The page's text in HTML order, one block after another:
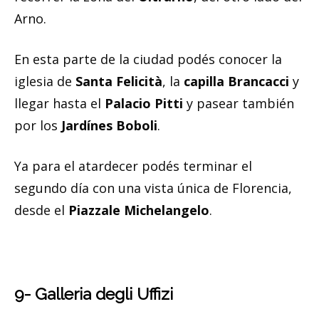
Arno.
En esta parte de la ciudad podés conocer la
iglesia de Santa Felicità, la capilla Brancacci y
llegar hasta el Palacio Pitti y pasear también
por los Jardínes Boboli.
Ya para el atardecer podés terminar el
segundo día con una vista única de Florencia,
desde el Piazzale Michelangelo.
9- Galleria degli Uffizi